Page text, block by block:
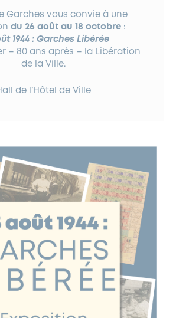
Garches vous convie à une
du 26 août au 18 octobre:
1944 : Garches Libérée
– 80 ans après – la Libération
de la Ville.
de l’Hôtel de Ville